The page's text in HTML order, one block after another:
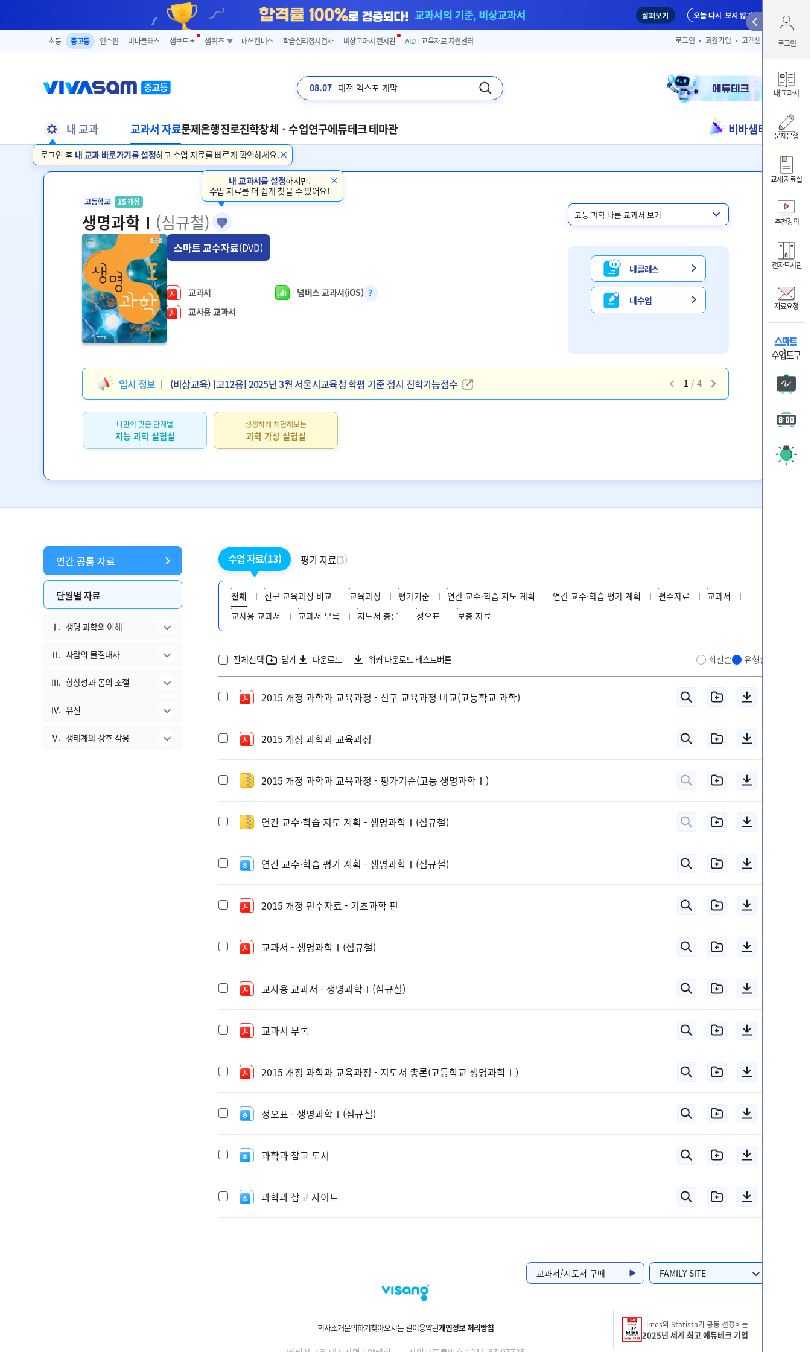
초등 중고등 연수원 비바클래스 샘보드 ➕ 샘퀴즈 매쓰캔버스 학습심리정서검사 비상교과서 전시관 AIDT 교육자료 지원센터 로그인 회원가입 고객센터
08.07 대전 엑스포 개막
로그인 후 내 교과 바로가기를 설정하고 수업 자료를 빠르게 확인하세요.
내 교과 교과서 자료문제은행진로진학창체 · 수업연구에듀테크 테마관 비바샘터
고등학교 15 개정
생명과학Ⅰ (심규철)
내 교과서를 설정하시면,
수업 자료를 더 쉽게 찾을 수 있어요!
스마트 교수자료(DVD)
교과서
교사용 교과서
넘버스 교과서(iOS)
내 클래스
내 수업
입시 정보
(비상교육) [고12용] 2025년 3월 서울시교육청 학평 기준 정시 진학가능점수
입시 정보
(비상교육) [고3] 2025년 3월 서울시교육청 학평 기준 정시 진학가능점수
입시 정보
[칼럼](고2) 2027학년도 대입전형 이해와 준비 전략
입시 정보
[칼럼](고3) 2026학년도 대입전형 이해와 준비 전략
1 / 4
나만의 맞춤 단계별
지능 과학 실험실
생생하게 체험해보는
과학 가상 실험실
연간 공통 자료
단원별 자료
Ⅰ. 생명 과학의 이해
Ⅱ. 사람의 물질대사
Ⅲ. 항상성과 몸의 조절
Ⅳ. 유전
Ⅴ. 생태계와 상호 작용
수업 자료(13) 평가 자료(3)
전체 신구 교육과정 비교 교육과정 평가기준 연간 교수·학습 지도 계획 연간 교수·학습 평가 계획 편수자료
교과서
교사용 교과서
교과서 부록 지도서 총론 정오표 보충 자료
전체선택 담기 다운로드 워커 다운로드 테스트버튼 최신순 유형순
2015 개정 과학과 교육과정 - 신구 교육과정 비교(고등학교 과학)
2015 개정 과학과 교육과정
2015 개정 과학과 교육과정 - 평가기준(고등 생명과학Ⅰ)
연간 교수·학습 지도 계획 - 생명과학Ⅰ(심규철)
연간 교수·학습 평가 계획 - 생명과학Ⅰ(심규철)
2015 개정 편수자료 - 기초과학 편
교과서 - 생명과학Ⅰ(심규철)
교사용 교과서 - 생명과학Ⅰ(심규철)
교과서 부록
2015 개정 과학과 교육과정 - 지도서 총론(고등학교 생명과학Ⅰ)
정오표 - 생명과학Ⅰ(심규철)
과학과 참고 도서
과학과 참고 사이트
로그인
내 교과서
문제은행
교재 자료실
추천강의
전자도서관
자료요청
아이디
ID/PW 찾
내
비바샘
온리원
자료요
판서
주목 시
회사소개문의하기찾아오시는 길이용약관개인정보 처리방침
교과서/지도서 구매 FAMILY SITE
Times와 Statista가 공동 선정하는
2025년 세계 최고 에듀테크 기업